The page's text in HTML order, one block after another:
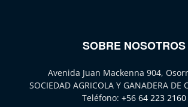
SOBRE NOSOTROS
Avenida Juan Mackenna 904,
SOCIEDAD AGRICOLA Y GANADERA DE
Teléfono: +56 64 223 2160